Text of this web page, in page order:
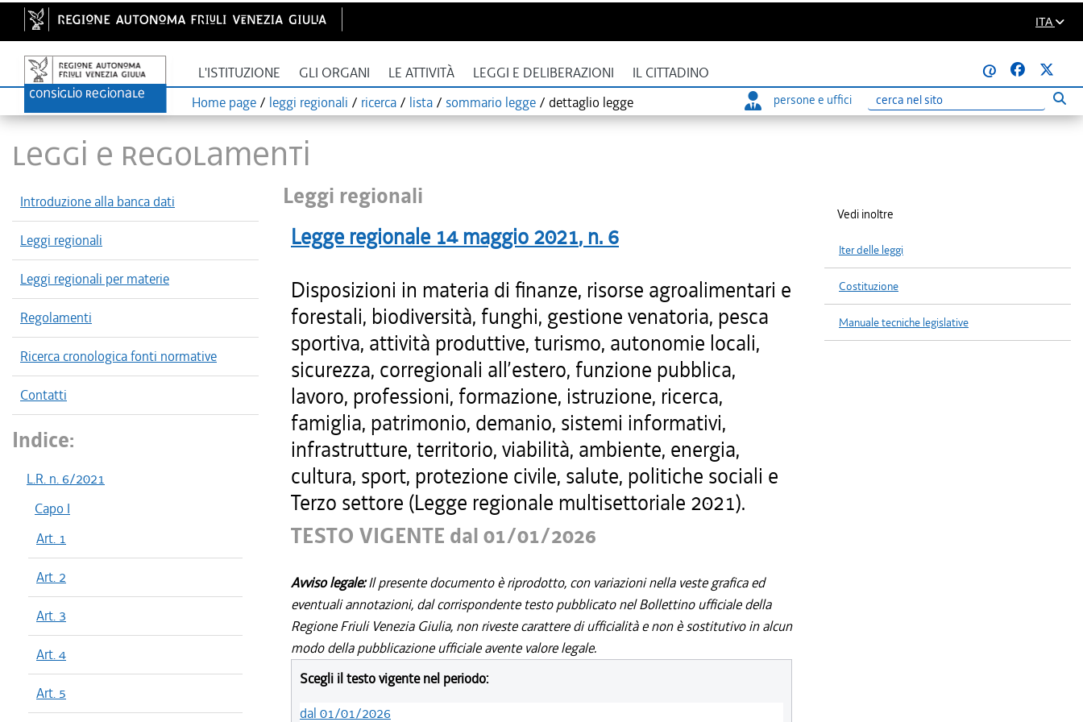
ITA
L'ISTITUZIONE GLI ORGANI LE ATTIVITÀ LEGGI E DELIBERAZIONI IL CITTADINO
@
Home page / leggi regionali / ricerca / lista / sommario legge / dettaglio legge persone e uffici
Ricerca
LEGGI E REGOLAMENTI
Introduzione alla banca dati
Leggi regionali
Leggi regionali per materie
Regolamenti
Ricerca cronologica fonti normative
Contatti
Indice:
L.R. n. 6/2021
Capo I
Art. 1
Art. 2
Art. 3
Art. 4
Art. 5
Leggi regionali
Legge regionale 14 maggio 2021, n. 6
Disposizioni in materia di finanze, risorse agroalimentari e
forestali, biodiversità, funghi, gestione venatoria, pesca
sportiva, attività produttive, turismo, autonomie locali,
sicurezza, corregionali all’estero, funzione pubblica,
lavoro, professioni, formazione, istruzione, ricerca,
famiglia, patrimonio, demanio, sistemi informativi,
infrastrutture, territorio, viabilità, ambiente, energia,
cultura, sport, protezione civile, salute, politiche sociali e
Terzo settore (Legge regionale multisettoriale 2021).
TESTO VIGENTE dal 01/01/2026
Avviso legale:Il presente documento è riprodotto, con variazioni nella veste grafica ed
eventuali annotazioni, dal corrispondente testo pubblicato nel Bollettino ufficiale della
Regione Friuli Venezia Giulia, non riveste carattere di ufficialità e non è sostitutivo in alcun
modo della pubblicazione ufficiale avente valore legale.
Scegli il testo vigente nel periodo:
dal 01/01/2026
Vedi inoltre
Iter delle leggi
Costituzione
Manuale tecniche legislative